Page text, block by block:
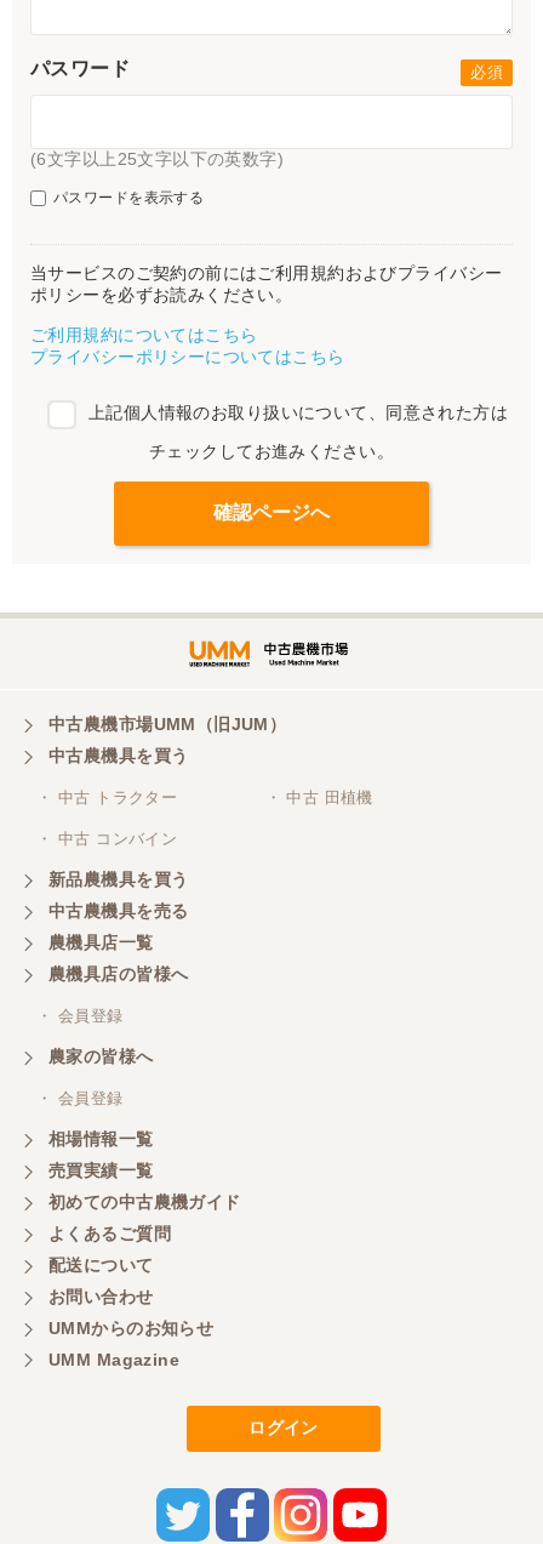
パスワード
(6文字以上25文字以下の英数字)
パスワードを表示する
当サービスのご契約の前にはご利用規約およびプライバシー
ポリシーを必ずお読みください。
ご利用規約についてはこちら
プライバシーポリシーについてはこちら
上記個人情報のお取り扱いについて、同意された方は
チェックしてお進みください。
中古農機市場UMM（旧JUM）
中古農機具を買う
・ 中古 トラクター ・ 中古 田植機
・ 中古 コンバイン
新品農機具を買う
中古農機具を売る
農機具店一覧
農機具店の皆様へ
・ 会員登録
農家の皆様へ
・ 会員登録
相場情報一覧
売買実績一覧
初めての中古農機ガイド
よくあるご質問
配送について
お問い合わせ
UMMからのお知らせ
UMM Magazine
ログイン